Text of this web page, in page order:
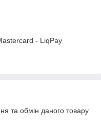
- LiqPay
та обмін даного товару